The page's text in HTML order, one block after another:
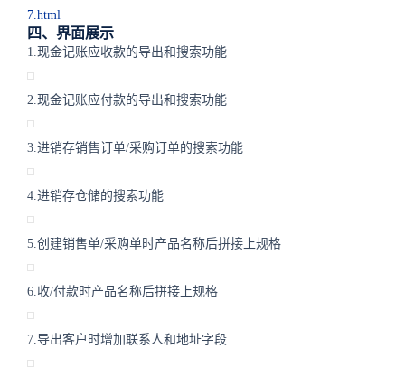
7.html
四、界面展示
1.现金记账应收款的导出和搜索功能
2.现金记账应付款的导出和搜索功能
3.进销存销售订单/采购订单的搜索功能
4.进销存仓储的搜索功能
5.创建销售单/采购单时产品名称后拼接上规格
6.收/付款时产品名称后拼接上规格
7.导出客户时增加联系人和地址字段